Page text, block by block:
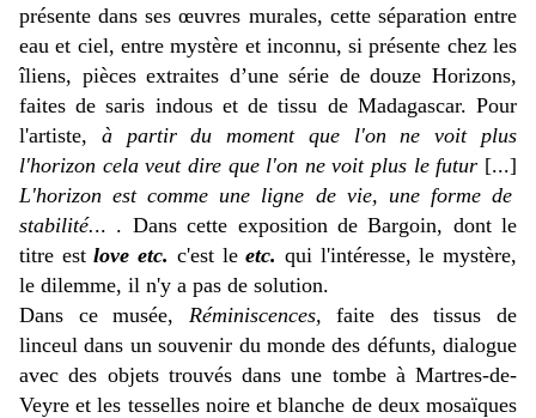
présente dans ses œuvres murales, cette séparation entre
eau et ciel, entre mystère et inconnu, si présente chez les
îliens, pièces extraites d’une série de douze Horizons,
faites de saris indous et de tissu de Madagascar. Pour
l'artiste, à partir du moment que l'on ne voit plus
l'horizon cela veut dire que l'on ne voit plus le futur [...]
L'horizon est comme une ligne de vie, une forme de
stabilité... . Dans cette exposition de Bargoin, dont le
titre estlove etc. c'est leetc. qui l'intéresse, le mystère,
le dilemme, il n'y a pas de solution.
Dans ce musée, Réminiscences, faite des tissus de
linceul dans un souvenir du monde des défunts, dialogue
avec des objets trouvés dans une tombe à Martres-de-
Veyre et les tesselles noire et blanche de deux mosaïques